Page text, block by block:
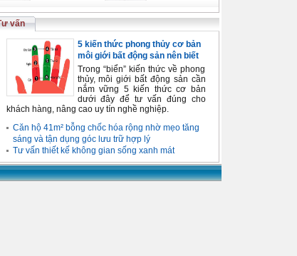
vấn
5 kiến thức phong thủy cơ bản
môi giới bất động sản nên biết
Trong “biển” kiến thức về phong
thủy, môi giới bất động sản cần
nắm vững 5 kiến thức cơ bản
dưới đây để tư vấn đúng cho
khách hàng, nâng cao uy tín nghề nghiệp.
Căn hộ 41m² bỗng chốc hóa rộng nhờ mẹo tăng
sáng và tận dụng góc lưu trữ hợp lý
Tư vấn thiết kế không gian sống xanh mát